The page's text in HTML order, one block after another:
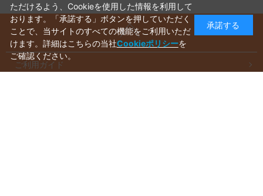
ご利用ガイド
ただけるよう、Cookieを使用した情報を利用して
おります。「承諾する」ボタンを押していただく
ことで、当サイトのすべての機能をご利用いただ
けます。詳細はこちらの当社Cookieポリシーを
ご確認ください。
承諾する